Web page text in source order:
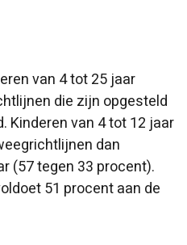
van 4 tot 25 jaar
die zijn opgesteld
Kinderen van 4 tot 12 jaar
dan
(57 tegen 33 procent).
51 procent aan de